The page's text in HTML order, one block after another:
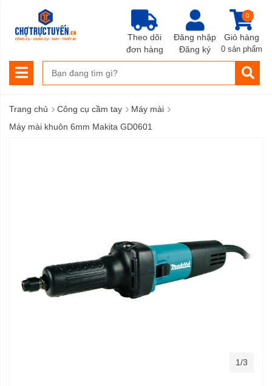
Đăng nhập
Đăng ký
Giỏ hàng
0
0 sản phẩm
Theo dõi
đơn hàng
Trang chủ › Công cụ cầm tay › Máy mài ›
Máy mài khuôn 6mm Makita GD0601
1/3